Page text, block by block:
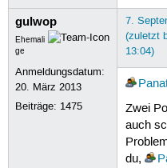
gulwop
Ehemali
ge
Anmeldungsdatum:
20. März 2013
Beiträge: 1475
7.
(zuletzt
13:04)
Zwei
auch
du,